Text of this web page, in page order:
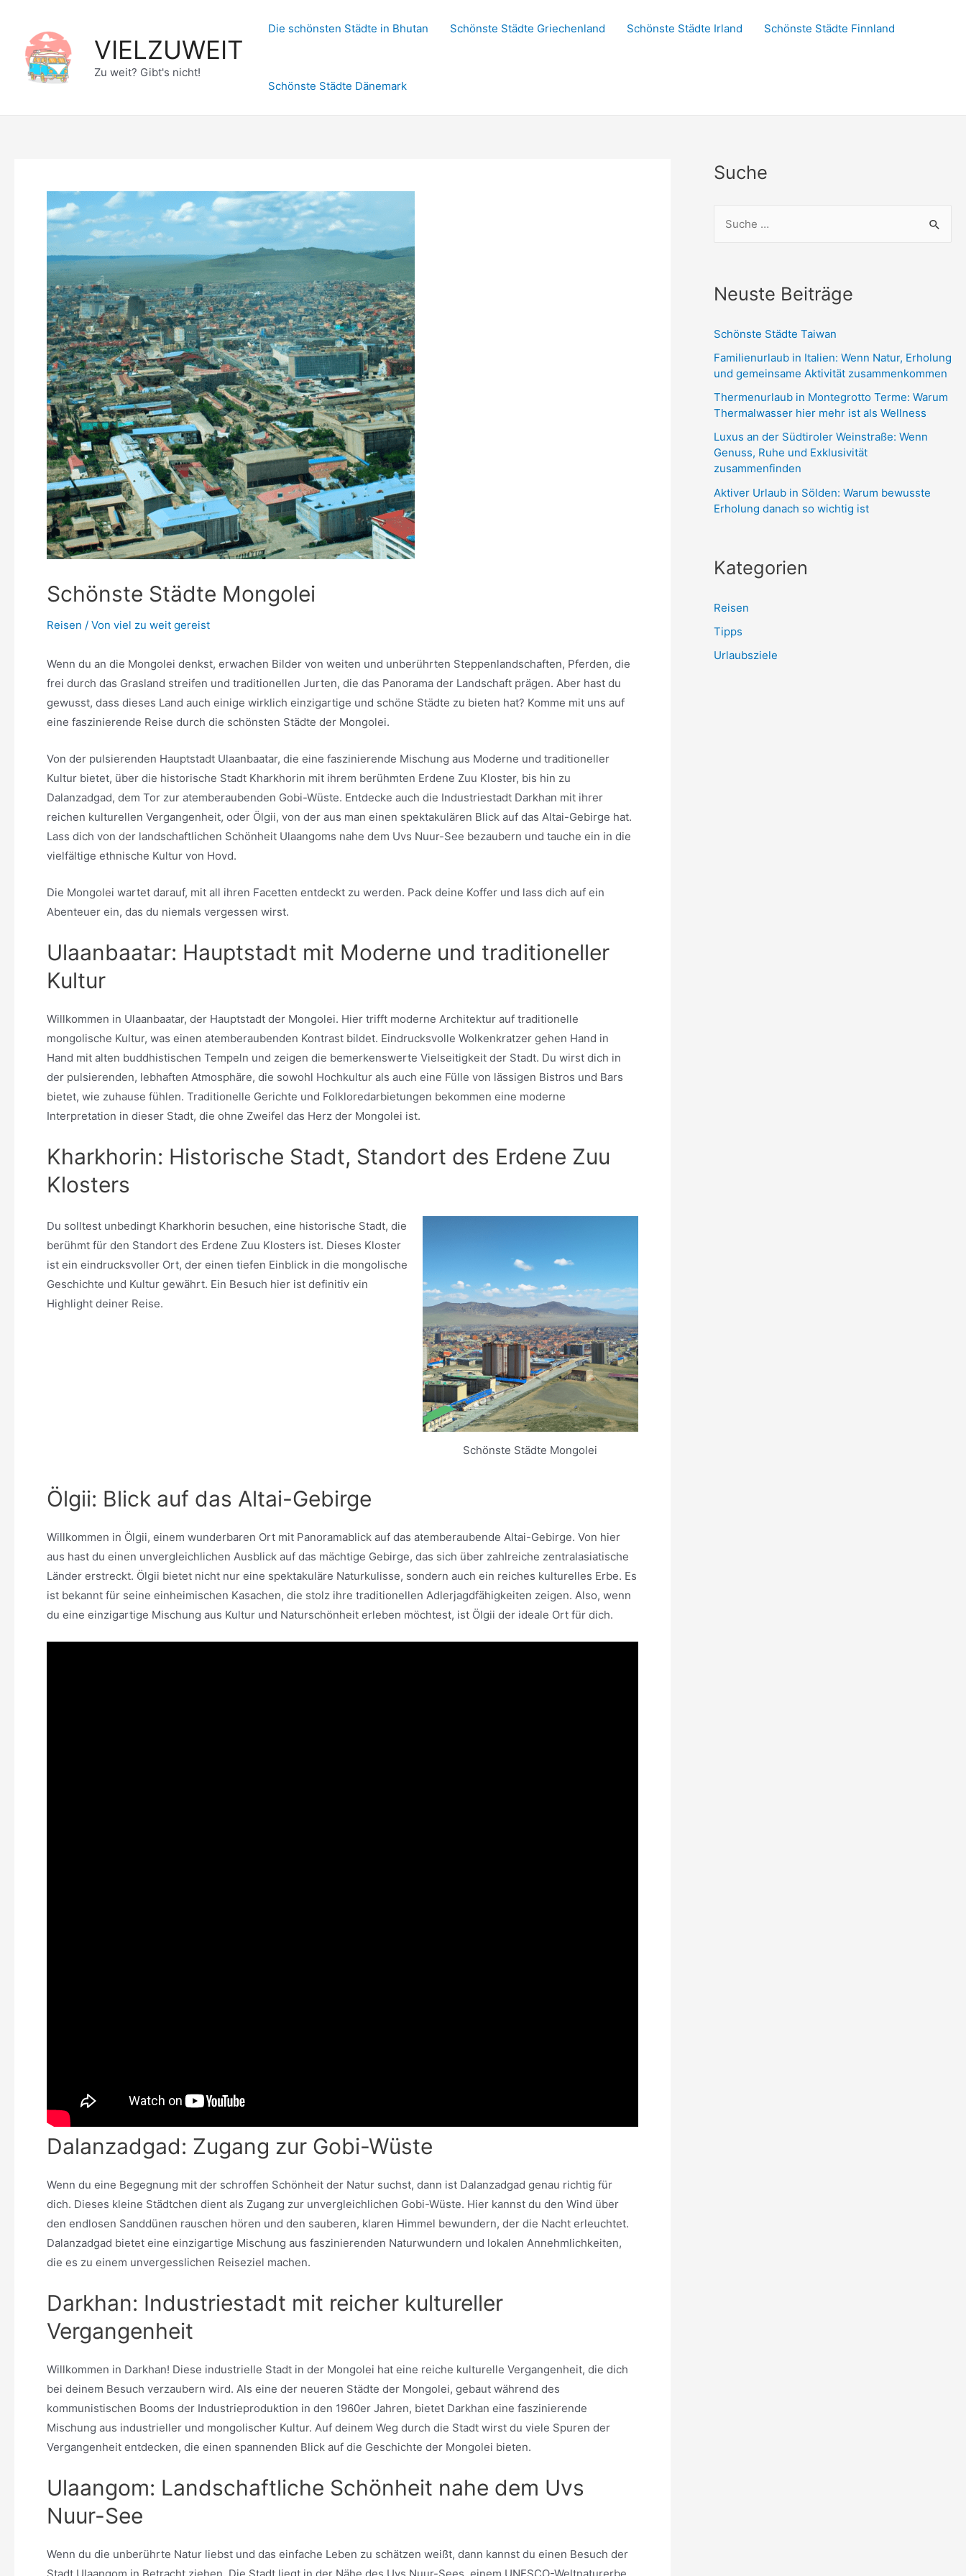
springen
VIELZUWEIT
Zu weit? Gibt's nicht!
Die schönsten Städte in Bhutan Schönste Städte Griechenland Schönste Städte Irland Schönste Städte Finnland
Schönste Städte Dänemark
Schönste Städte Mongolei
Reisen / Von viel zu weit gereist
Wenn du an die Mongolei denkst, erwachen Bilder von weiten und unberührten Steppenlandschaften, Pferden, die
frei durch das Grasland streifen und traditionellen Jurten, die das Panorama der Landschaft prägen. Aber hast du
gewusst, dass dieses Land auch einige wirklich einzigartige und schöne Städte zu bieten hat? Komme mit uns auf
eine faszinierende Reise durch die schönsten Städte der Mongolei.
Von der pulsierenden Hauptstadt Ulaanbaatar, die eine faszinierende Mischung aus Moderne und traditioneller
Kultur bietet, über die historische Stadt Kharkhorin mit ihrem berühmten Erdene Zuu Kloster, bis hin zu
Dalanzadgad, dem Tor zur atemberaubenden Gobi-Wüste. Entdecke auch die Industriestadt Darkhan mit ihrer
reichen kulturellen Vergangenheit, oder Ölgii, von der aus man einen spektakulären Blick auf das Altai-Gebirge hat.
Lass dich von der landschaftlichen Schönheit Ulaangoms nahe dem Uvs Nuur-See bezaubern und tauche ein in die
vielfältige ethnische Kultur von Hovd.
Die Mongolei wartet darauf, mit all ihren Facetten entdeckt zu werden. Pack deine Koffer und lass dich auf ein
Abenteuer ein, das du niemals vergessen wirst.
Ulaanbaatar: Hauptstadt mit Moderne und traditioneller
Kultur
Willkommen in Ulaanbaatar, der Hauptstadt der Mongolei. Hier trifft moderne Architektur auf traditionelle
mongolische Kultur, was einen atemberaubenden Kontrast bildet. Eindrucksvolle Wolkenkratzer gehen Hand in
Hand mit alten buddhistischen Tempeln und zeigen die bemerkenswerte Vielseitigkeit der Stadt. Du wirst dich in
der pulsierenden, lebhaften Atmosphäre, die sowohl Hochkultur als auch eine Fülle von lässigen Bistros und Bars
bietet, wie zuhause fühlen. Traditionelle Gerichte und Folkloredarbietungen bekommen eine moderne
Interpretation in dieser Stadt, die ohne Zweifel das Herz der Mongolei ist.
Kharkhorin: Historische Stadt, Standort des Erdene Zuu
Klosters
Schönste Städte Mongolei
Du solltest unbedingt Kharkhorin besuchen, eine historische Stadt, die
berühmt für den Standort des Erdene Zuu Klosters ist. Dieses Kloster
ist ein eindrucksvoller Ort, der einen tiefen Einblick in die mongolische
Geschichte und Kultur gewährt. Ein Besuch hier ist definitiv ein
Highlight deiner Reise.
Ölgii: Blick auf das Altai-Gebirge
Willkommen in Ölgii, einem wunderbaren Ort mit Panoramablick auf das atemberaubende Altai-Gebirge. Von hier
aus hast du einen unvergleichlichen Ausblick auf das mächtige Gebirge, das sich über zahlreiche zentralasiatische
Länder erstreckt. Ölgii bietet nicht nur eine spektakuläre Naturkulisse, sondern auch ein reiches kulturelles Erbe. Es
ist bekannt für seine einheimischen Kasachen, die stolz ihre traditionellen Adlerjagdfähigkeiten zeigen. Also, wenn
du eine einzigartige Mischung aus Kultur und Naturschönheit erleben möchtest, ist Ölgii der ideale Ort für dich.
Dalanzadgad: Zugang zur Gobi-Wüste
Wenn du eine Begegnung mit der schroffen Schönheit der Natur suchst, dann ist Dalanzadgad genau richtig für
dich. Dieses kleine Städtchen dient als Zugang zur unvergleichlichen Gobi-Wüste. Hier kannst du den Wind über
den endlosen Sanddünen rauschen hören und den sauberen, klaren Himmel bewundern, der die Nacht erleuchtet.
Dalanzadgad bietet eine einzigartige Mischung aus faszinierenden Naturwundern und lokalen Annehmlichkeiten,
die es zu einem unvergesslichen Reiseziel machen.
Darkhan: Industriestadt mit reicher kultureller
Vergangenheit
Willkommen in Darkhan! Diese industrielle Stadt in der Mongolei hat eine reiche kulturelle Vergangenheit, die dich
bei deinem Besuch verzaubern wird. Als eine der neueren Städte der Mongolei, gebaut während des
kommunistischen Booms der Industrieproduktion in den 1960er Jahren, bietet Darkhan eine faszinierende
Mischung aus industrieller und mongolischer Kultur. Auf deinem Weg durch die Stadt wirst du viele Spuren der
Vergangenheit entdecken, die einen spannenden Blick auf die Geschichte der Mongolei bieten.
Ulaangom: Landschaftliche Schönheit nahe dem Uvs
Nuur-See
Wenn du die unberührte Natur liebst und das einfache Leben zu schätzen weißt, dann kannst du einen Besuch der
Suche
e
a
h
:
Neuste Beiträge
Schönste Städte Taiwan
Familienurlaub in Italien: Wenn Natur, Erholung
und gemeinsame Aktivität zusammenkommen
Thermenurlaub in Montegrotto Terme: Warum
Thermalwasser hier mehr ist als Wellness
Luxus an der Südtiroler Weinstraße: Wenn
Genuss, Ruhe und Exklusivität
zusammenfinden
Aktiver Urlaub in Sölden: Warum bewusste
Erholung danach so wichtig ist
Kategorien
Reisen
Tipps
Urlaubsziele